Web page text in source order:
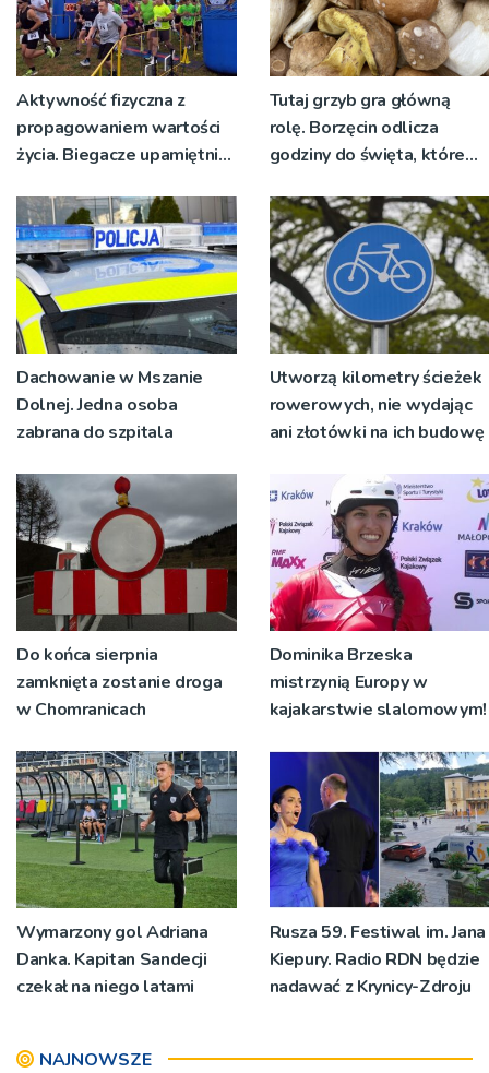
Aktywność fizyczna z
propagowaniem wartości
życia. Biegacze upamiętnili
Tutaj grzyb gra główną
rolę. Borzęcin odlicza
godziny do święta, które
pokoleń
Dachowanie w Mszanie
Dolnej. Jedna osoba
zabrana do szpitala
Utworzą kilometry ścieżek
rowerowych, nie wydając
ani złotówki na ich budowę
Do końca sierpnia
zamknięta zostanie droga
w Chomranicach
Dominika Brzeska
mistrzynią Europy w
kajakarstwie slalomowym!
Wymarzony gol Adriana
Danka. Kapitan Sandecji
czekał na niego latami
Rusza 59. Festiwal im. Jana
Kiepury. Radio RDN będzie
nadawać z Krynicy-Zdroju
NAJNOWSZE